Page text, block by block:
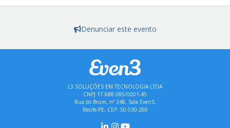
Denunciar este evento
L3 SOLUÇÕES EM TECNOLOGIA LTDA
CNPJ 17.688.085/0001-45
Rua do Brum, nº 248, Sala Even3,
Recife-PE, CEP: 50.030-260